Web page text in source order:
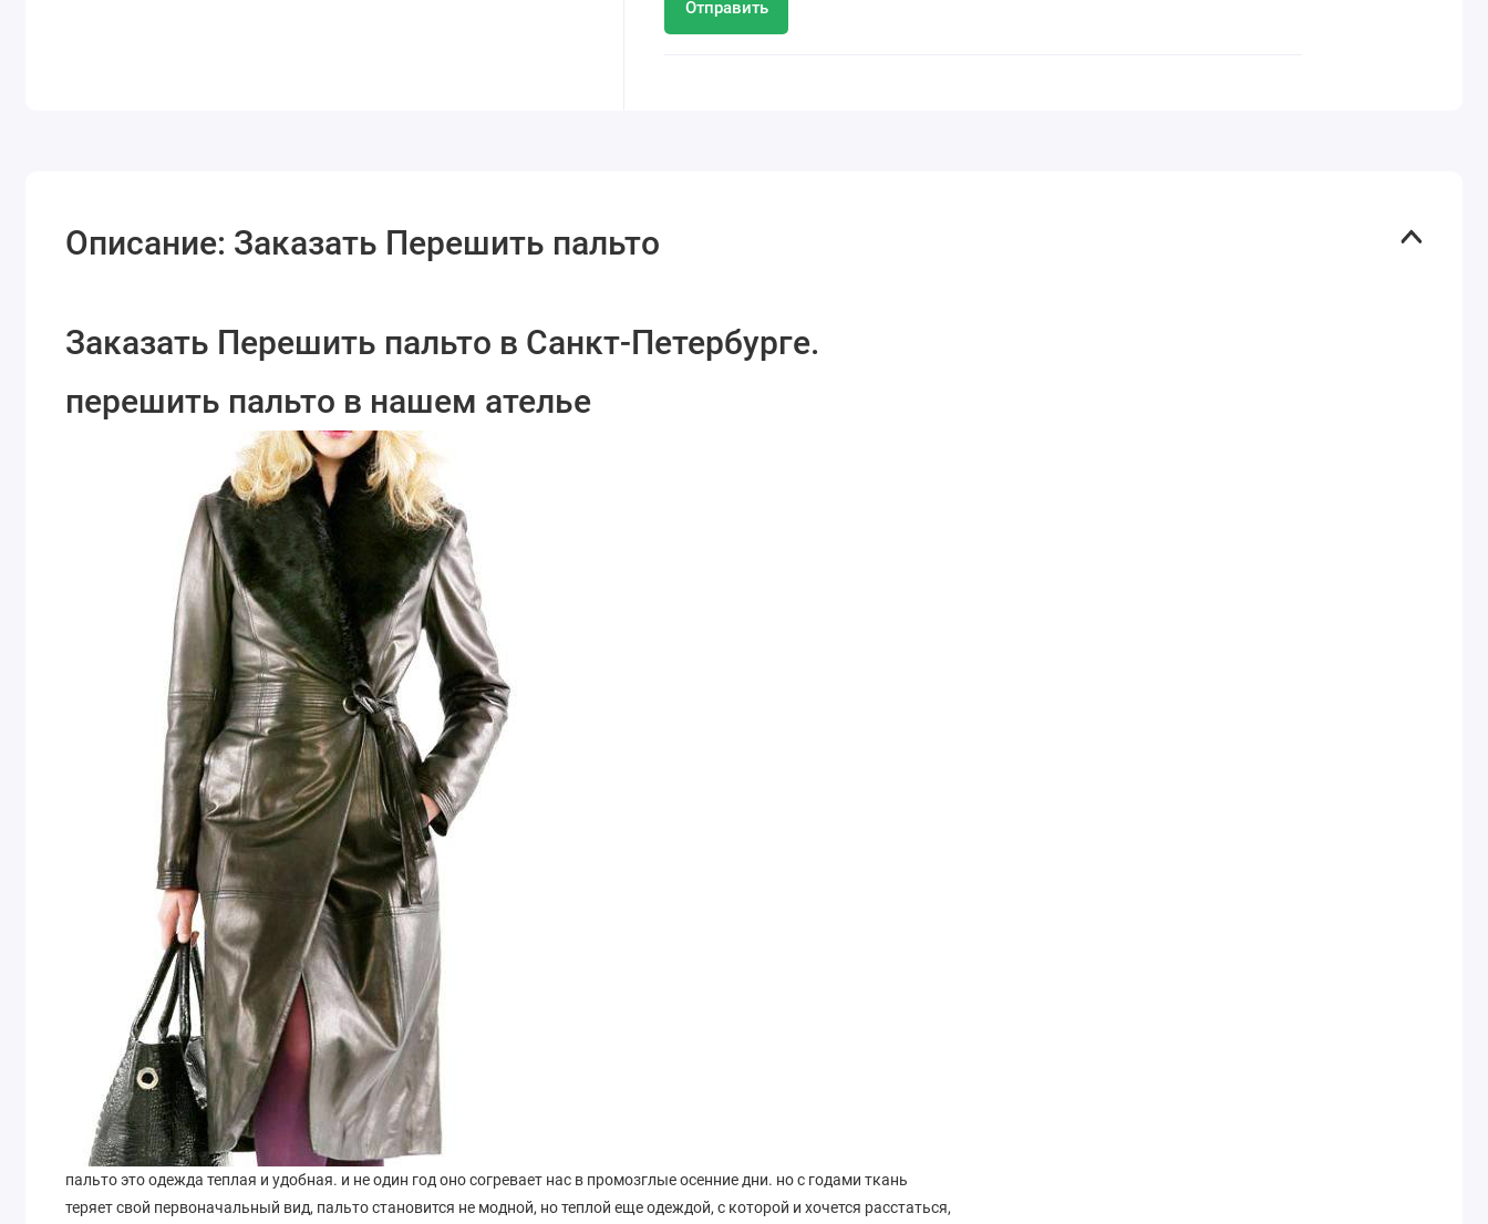
Отправить
Описание: Заказать Перешить пальто
Заказать Перешить пальто в Санкт-Петербурге.
перешить пальто в нашем ателье
пальто это одежда теплая и удобная. и не один год оно согревает нас в промозглые осенние дни. но с годами ткань
теряет свой первоначальный вид, пальто становится не модной, но теплой еще одеждой, с которой и хочется расстаться,